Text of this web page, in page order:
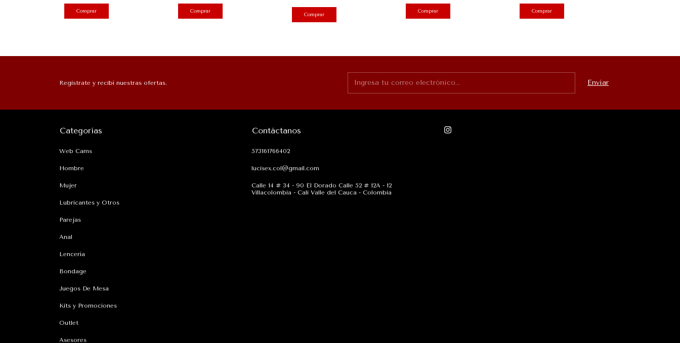
Registrate y recibí nuestras ofertas.
Categorías
Web Cams
Hombre
Mujer
Lubricantes y Otros
Parejas
Anal
Lencería
Bondage
Juegos De Mesa
Kits y Promociones
Outlet
Asesores
Contáctanos
573161766402
lucisex.col@gmail.com
Calle 14 # 34 - 90 El Dorado Calle 52 # 12A - 12
Villacolombia - Cali Valle del Cauca - Colombia